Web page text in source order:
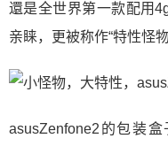
還是全世界第一款配用
亲睐，更被称作“特性怪物
asusZenfone2的包装